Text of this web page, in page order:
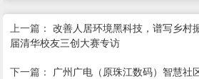
上一篇：改善人居环境黑科技，谱写乡
届清华校友三创大赛专访
下一篇： 广州广电（原珠江数码）智慧社